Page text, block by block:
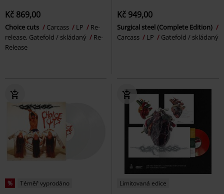
Kč 869,00
Choice cuts Carcass LP
Re-
release, Gatefold / skládaný
Re-
Release
Kč 949,00
Surgical steel (Complete Edition)
Carcass
LP Gatefold / skládaný
% Téměř vyprodáno Limitovaná edice